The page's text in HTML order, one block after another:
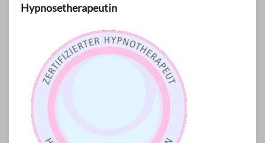
Hypnosetherapeutin